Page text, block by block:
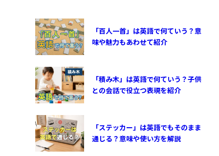
「百人一首」は英語で何ていう？意
味や魅力もあわせて紹介
「積み木」は英語で何ていう？子供
との会話で役立つ表現を紹介
「ステッカー」は英語でもそのまま
通じる？意味や使い方を解説